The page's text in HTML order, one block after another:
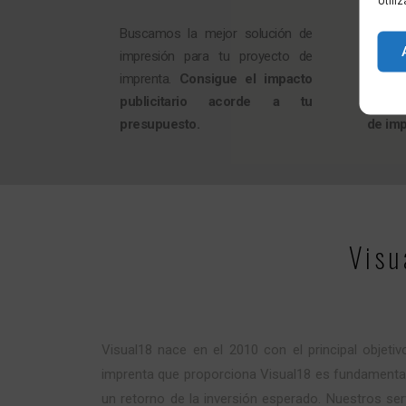
Buscamos la mejor solución de
impresión para tu proyecto de
imprenta. Consigue el impacto
publicitario acorde a tu
presupuesto.
Si
de
Visual18 nace en el 2010 con el principal
imprenta que proporciona Visual18 es
un retorno de la inversión esperado. Nuestros